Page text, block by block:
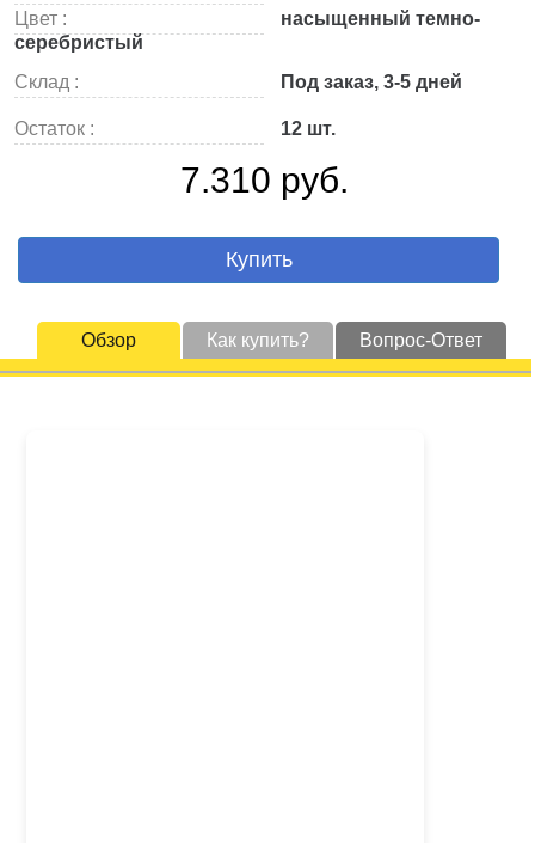
Цвет :
насыщенный темно-
серебристый
Склад :
Под заказ, 3-5 дней
Остаток : 12 шт.
7.310 руб.
Купить
Обзор Как купить? Вопрос-Ответ